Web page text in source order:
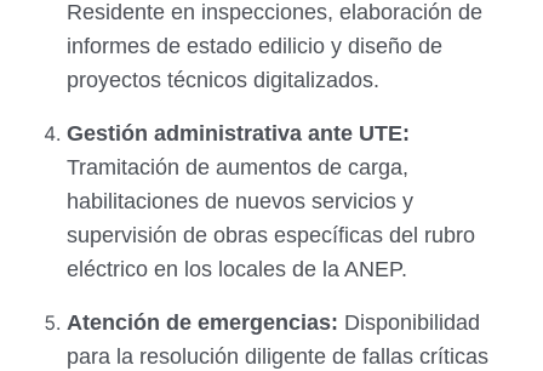
Residente en inspecciones, elaboración de
informes de estado edilicio y diseño de
proyectos técnicos digitalizados.
Gestión administrativa ante UTE:
Tramitación de aumentos de carga,
habilitaciones de nuevos servicios y
supervisión de obras específicas del rubro
eléctrico en los locales de la ANEP.
Atención de emergencias: Disponibilidad
para la resolución diligente de fallas críticas